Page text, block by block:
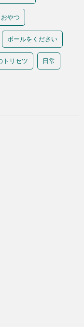
やつ
ボールをください
トリセツ 日常